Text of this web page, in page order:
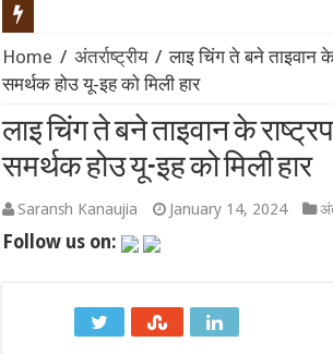
महिंद्रा ने लॉन्च किया Scorpio-N का नया
एथेनॉल नीति पर बने फर्जी और डीपफेक वीडियो
गंगा पुल पर नॉन-इंटरलॉकिंग कार्य: दिल्ली-पटना-
JPSC-JSSC प्रदर्शन: सोनम वांगचुक से वीडियो
पाकिस्तान में सियासी भूचाल: शहबाज सरकार
झारखंड में JPSC-JSSC धांधली पर उग्र हुआ
Home / अंतर्राष्ट्रीय / लाइ चिंग ते बने ताइवान
समर्थक होउ यू-इह को मिली हार
लाइ चिंग ते बने ताइवान के
समर्थक होउ यू-इह को मिली हार
Saransh Kanaujia January 14, 2024
Follow us on: